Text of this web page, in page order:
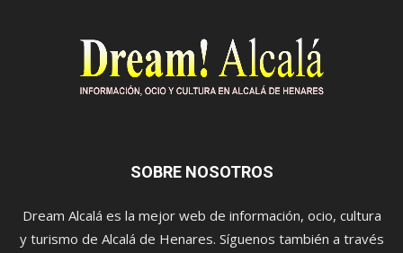
SOBRE NOSOTROS
Dream Alcalá es la mejor web de información, ocio, cultura
y turismo de Alcalá de Henares. Síguenos también a través